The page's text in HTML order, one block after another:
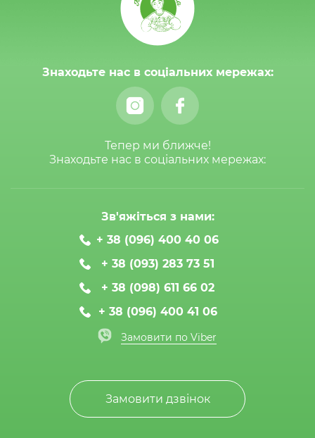
Знаходьте нас в соціальних мережах:
Тепер ми ближче!
Знаходьте нас в соціальних мережах:
Зв'яжіться з нами:
+ 38 (096) 400 40 06
+ 38 (093) 283 73 51
+ 38 (098) 611 66 02
+ 38 (096) 400 41 06
Замовити по Viber
Замовити дзвінок